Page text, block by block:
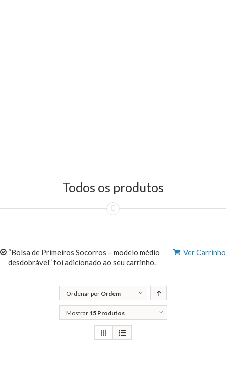
Todos os produtos
Ver Carrinho
“Bolsa de Primeiros Socorros – modelo médio
desdobrável” foi adicionado ao seu carrinho.
Ordenar por Ordem
predefinida
Mostrar 15 Produtos